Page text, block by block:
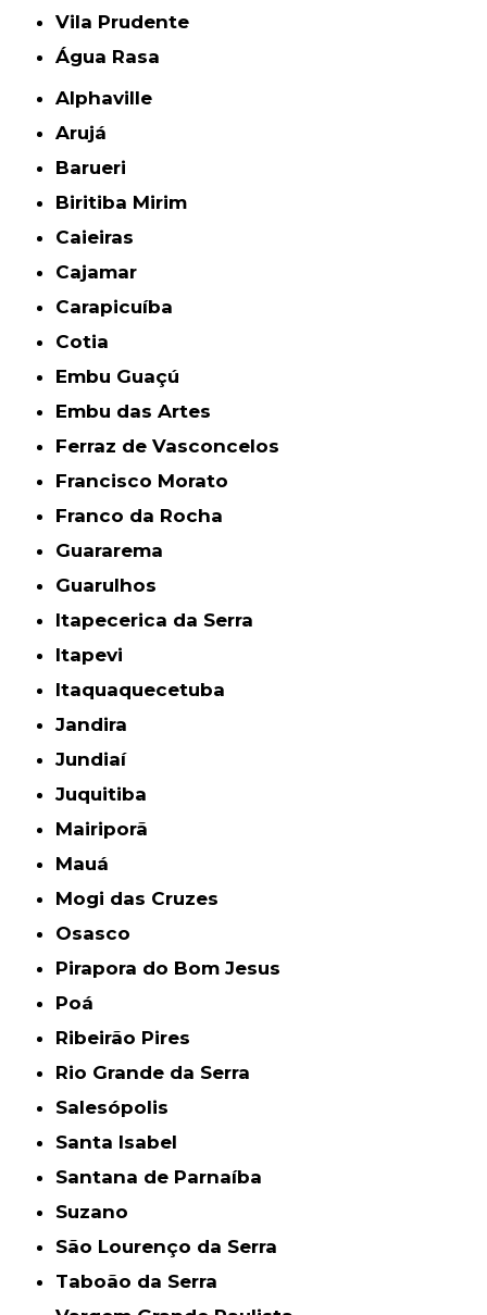
Vila Prudente
Água Rasa
Alphaville
Arujá
Barueri
Biritiba Mirim
Caieiras
Cajamar
Carapicuíba
Cotia
Embu Guaçú
Embu das Artes
Ferraz de Vasconcelos
Francisco Morato
Franco da Rocha
Guararema
Guarulhos
Itapecerica da Serra
Itapevi
Itaquaquecetuba
Jandira
Jundiaí
Juquitiba
Mairiporã
Mauá
Mogi das Cruzes
Osasco
Pirapora do Bom Jesus
Poá
Ribeirão Pires
Rio Grande da Serra
Salesópolis
Santa Isabel
Santana de Parnaíba
Suzano
São Lourenço da Serra
Taboão da Serra